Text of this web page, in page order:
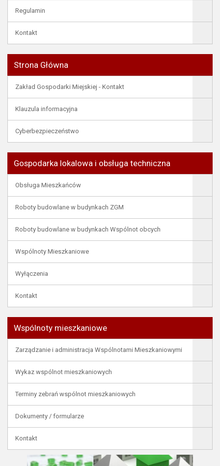
Regulamin
Kontakt
Strona Główna
Zakład Gospodarki Miejskiej - Kontakt
Klauzula informacyjna
Cyberbezpieczeństwo
Gospodarka lokalowa i obsługa techniczna
Obsługa Mieszkańców
Roboty budowlane w budynkach ZGM
Roboty budowlane w budynkach Wspólnot obcych
Wspólnoty Mieszkaniowe
Wyłączenia
Kontakt
Wspólnoty mieszkaniowe
Zarządzanie i administracja Wspólnotami Mieszkaniowymi
Wykaz wspólnot mieszkaniowych
Terminy zebrań wspólnot mieszkaniowych
Dokumenty / formularze
Kontakt